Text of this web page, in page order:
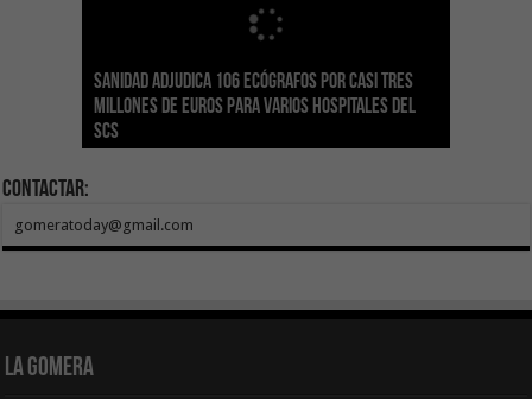
Sanidad adjudica 106 ecógrafos por casi tres
millones de euros para varios hospitales del
SCS
Gesplan logra la máxima puntuación en el
Índice de Transparencia de Canarias por cuarto
año consecutivo
El Gobierno canario concede ayudas del
POSEICAN-Pesca al sector por valor de 7,09 M€
tras aumentar las cuantías
Transición Ecológica coordina con Ashotel su
adhesión a la Red de Refugios Climáticos de
Canarias
Visocan incorpora 170 pisos a su parque de
vivienda protegida en régimen de alquiler
asequible de Tenerife
Sanidad refuerza la capacidad diagnóstica de
los centros de salud con el impulso de la
ecografía clínica
Contactar:
gomeratoday@gmail.com
La Gomera